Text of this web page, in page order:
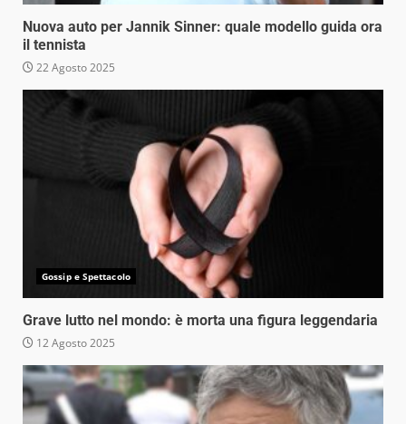
Nuova auto per Jannik Sinner: quale modello guida ora
il tennista
22 Agosto 2025
Gossip e Spettacolo
Grave lutto nel mondo: è morta una figura leggendaria
12 Agosto 2025